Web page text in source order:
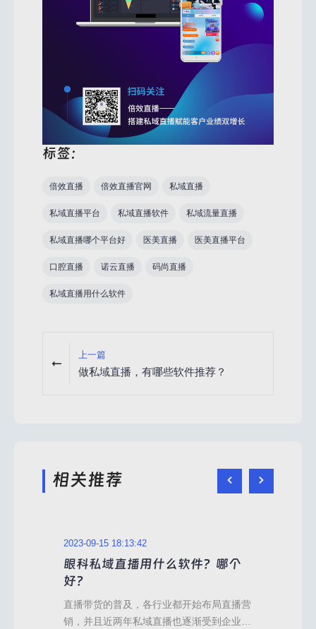
标签：
倍效直播 倍效直播官网 私域直播
私域直播平台 私域直播软件 私域流量直播
私域直播哪个平台好 医美直播 医美直播平台
口腔直播 诺云直播 码尚直播
私域直播用什么软件
上一篇
做私域直播，有哪些软件推荐？
相关推荐
2023-09-15 18:11:13
眼科做私域直播有哪些平台推
互联网时代，直播带货已经成了常态化运营
方式，私域直播也逐渐进入大众视野，成为